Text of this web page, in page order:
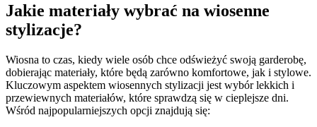
Jakie materiały wybrać na wiosenne
stylizacje?
Wiosna to czas, kiedy wiele osób chce odświeżyć swoją garderobę,
dobierając materiały, które będą zarówno komfortowe, jak i stylowe.
Kluczowym aspektem wiosennych stylizacji jest wybór lekkich i
przewiewnych materiałów, które sprawdzą się w cieplejsze dni.
Wśród najpopularniejszych opcji znajdują się: